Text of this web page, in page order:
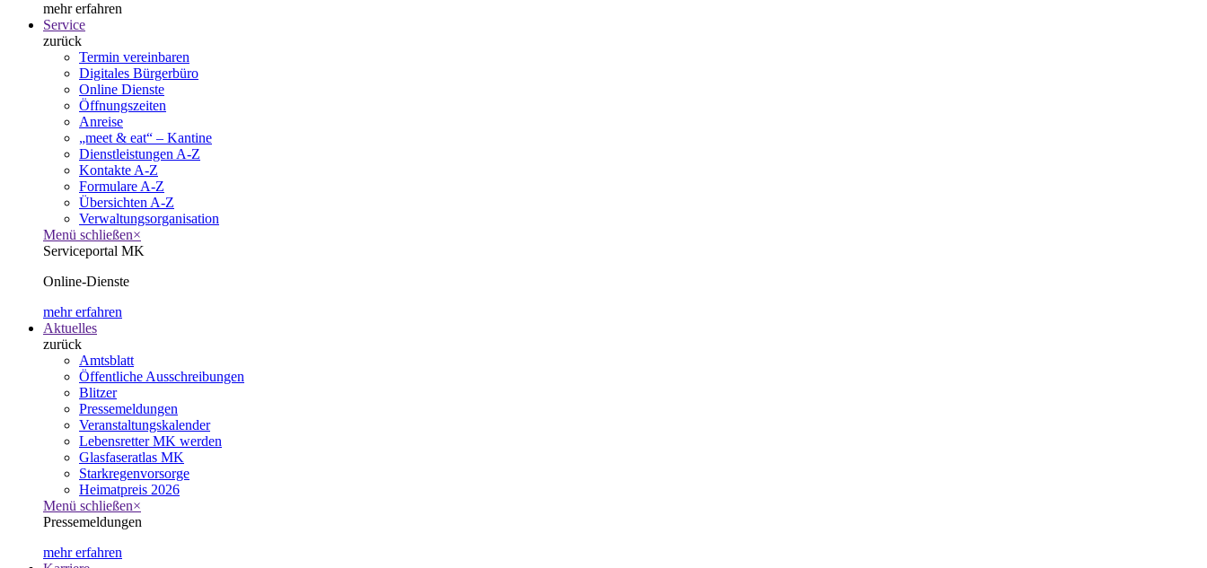
mehr erfahren
Service
zurück
Termin vereinbaren
Digitales Bürgerbüro
Online Dienste
Öffnungszeiten
Anreise
„meet & eat“ – Kantine
Dienstleistungen A-Z
Kontakte A-Z
Formulare A-Z
Übersichten A-Z
Verwaltungsorganisation
Menü schließen×
Serviceportal MK
Online-Dienste
mehr erfahren
Aktuelles
zurück
Amtsblatt
Öffentliche Ausschreibungen
Blitzer
Pressemeldungen
Veranstaltungskalender
Lebensretter MK werden
Glasfaseratlas MK
Starkregenvorsorge
Heimatpreis 2026
Menü schließen×
Pressemeldungen
mehr erfahren